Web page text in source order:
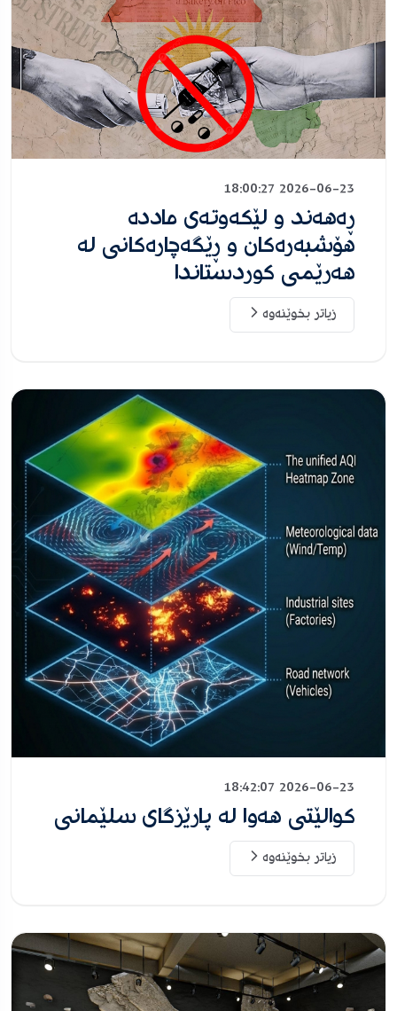
2026-06-23 18:00:27
ڕەهەند و لێکەوتەی ماددە
هۆشبەرەکان و ڕێگەچارەکانی لە
هەرێمی کوردستاندا
زیاتر بخوێنەوە
2026-06-23 18:42:07
کوالێتی هەوا لە پارێزگای سلێمانی
زیاتر بخوێنەوە